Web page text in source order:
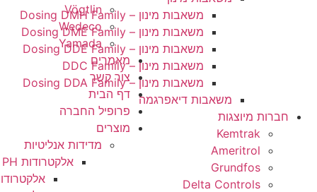
משאבות מינון – Dosing DMH Family
משאבות מינון – Dosing DME Family
משאבות מינון – Dosing DDE Family
משאבות מינון – DDC Family
משאבות מינון – Dosing DDA Family
משאבות דיאפרגמה
Delta
Vögtlin
Wedeco
Yamada
מאמרים
צור קשר
דף הבית
פרופיל החברה
מדידות אנליטיות